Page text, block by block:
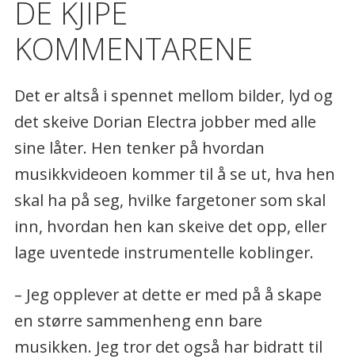
DE KJIPE
KOMMENTARENE
Det er altså i spennet mellom bilder, lyd og
det skeive Dorian Electra jobber med alle
sine låter. Hen tenker på hvordan
musikkvideoen kommer til å se ut, hva hen
skal ha på seg, hvilke fargetoner som skal
inn, hvordan hen kan skeive det opp, eller
lage uventede instrumentelle koblinger.
– Jeg opplever at dette er med på å skape
en større sammenheng enn bare
musikken. Jeg tror det også har bidratt til